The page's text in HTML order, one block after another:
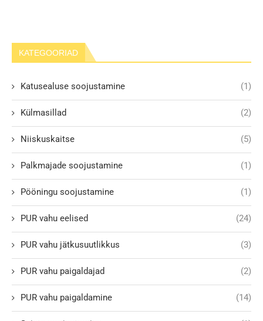
KATEGOORIAD
Katusealuse soojustamine (1)
Külmasillad (2)
Niiskuskaitse (5)
Palkmajade soojustamine (1)
Pööningu soojustamine (1)
PUR vahu eelised (24)
PUR vahu jätkusuutlikkus (3)
PUR vahu paigaldajad (2)
PUR vahu paigaldamine (14)